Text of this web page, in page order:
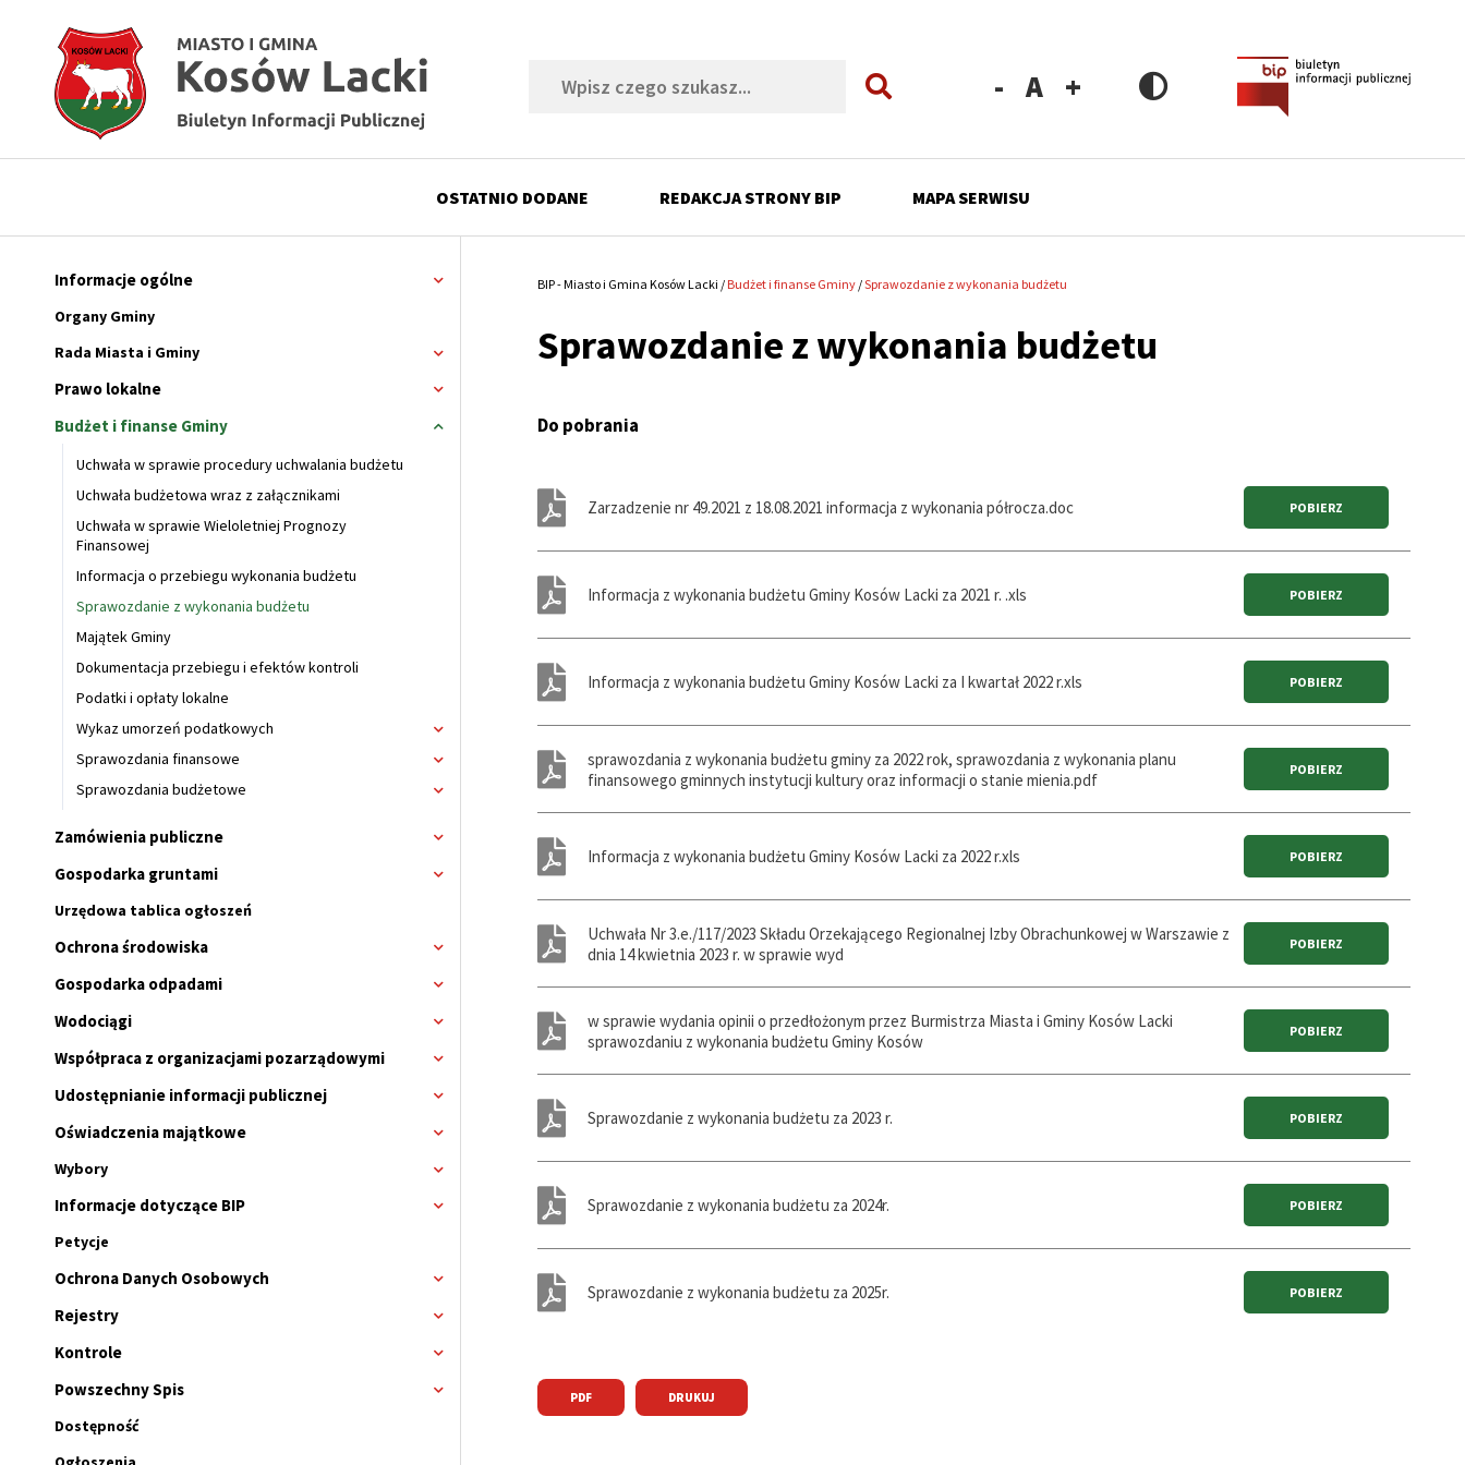
Przejdź
menu
Przejdź
treści
Przejdź
wyszukiwania
Przejdź
stopki
czcionkiczcionkiczcionki
OSTATNIO DODANE REDAKCJA STRONY BIP MAPA SERWISU
Główne
menu
serwisu
Informacje ogólne
Rozwiń
Organy Gminy
Rada Miasta i Gminy
Rozwiń
Rada
i
Prawo lokalne
Rozwiń
Budżet i finanse Gminy
Zwiń
Uchwała w sprawie procedury uchwalania budżetu
Uchwała budżetowa wraz z załącznikami
Uchwała w sprawie Wieloletniej Prognozy
Finansowej
Informacja o przebiegu wykonania budżetu
Sprawozdanie z wykonania budżetu
Majątek Gminy
Dokumentacja przebiegu i efektów kontroli
Podatki i opłaty lokalne
Wykaz umorzeń podatkowych
Rozwiń
Wykaz
umorzeń
Sprawozdania finansowe
Rozwiń
Sprawozdania
Sprawozdania budżetowe
Rozwiń
Sprawozdania
Zamówienia publiczne
Rozwiń
Gospodarka gruntami
Rozwiń
Urzędowa tablica ogłoszeń
Ochrona środowiska
Rozwiń
Gospodarka odpadami
Rozwiń
Wodociągi
Rozwiń
Współpraca z organizacjami pozarządowymi
Rozwiń
Udostępnianie informacji publicznej
Rozwiń
Oświadczenia majątkowe
Rozwiń
Wybory
Rozwiń
Wybory
Informacje dotyczące BIP
Rozwiń
Petycje
Ochrona Danych Osobowych
Rozwiń
Rejestry
Rozwiń
Kontrole
Rozwiń
Powszechny Spis
Rozwiń
Dostępność
nawigacyjna
BIP - Miasto i Gmina Kosów Lacki Budżet i finanse Gminy Sprawozdanie z wykonania budżetu
Sprawozdanie z wykonania budżetu
Do pobrania
Zarzadzenie nr 49.2021 z 18.08.2021 informacja z wykonania półrocza.doc
Informacja z wykonania budżetu Gminy Kosów Lacki za 2021 r. .xls
Informacja z wykonania budżetu Gminy Kosów Lacki za I kwartał 2022 r.xls
sprawozdania z wykonania budżetu gminy za 2022 rok, sprawozdania z wykonania planu
finansowego gminnych instytucji kultury oraz informacji o stanie mienia.pdf
Informacja z wykonania budżetu Gminy Kosów Lacki za 2022 r.xls
Uchwała Nr 3.e./117/2023 Składu Orzekającego Regionalnej Izby Obrachunkowej w Warszawie z
dnia 14 kwietnia 2023 r. w sprawie wyd
w sprawie wydania opinii o przedłożonym przez Burmistrza Miasta i Gminy Kosów Lacki
sprawozdaniu z wykonania budżetu Gminy Kosów
Sprawozdanie z wykonania budżetu za 2023 r.
Sprawozdanie z wykonania budżetu za 2024r.
Sprawozdanie z wykonania budżetu za 2025r.
PDF DRUKUJ